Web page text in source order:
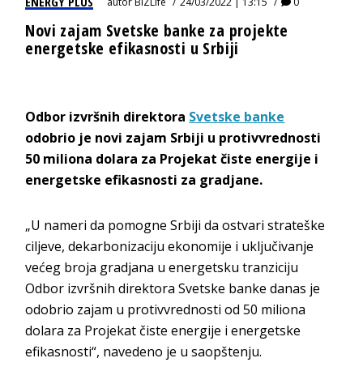
Novi zajam Svetske banke za projekte
energetske efikasnosti u Srbiji
Odbor izvršnih direktora Svetske banke
odobrio je novi zajam Srbiji u protivvrednosti
50 miliona dolara za Projekat čiste energije i
energetske efikasnosti za gradjane.
„U nameri da pomogne Srbiji da ostvari strateške
ciljeve, dekarbonizaciju ekonomije i uključivanje
većeg broja gradjana u energetsku tranziciju
Odbor izvršnih direktora Svetske banke danas je
odobrio zajam u protivvrednosti od 50 miliona
dolara za Projekat čiste energije i energetske
efikasnosti“, navedeno je u saopštenju.